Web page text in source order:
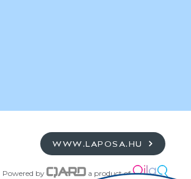
WWW.LAPOSA.HU
Powered by a product of